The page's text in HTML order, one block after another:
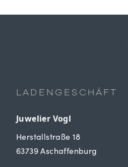
LADENGESCHÄFT
Juwelier Vogl
Herstallstraße 18
63739 Aschaffenburg